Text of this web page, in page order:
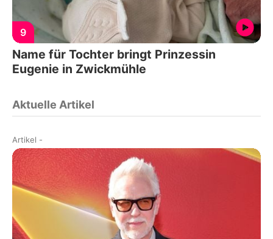
9
Name für Tochter bringt Prinzessin
Eugenie in Zwickmühle
Aktuelle Artikel
Artikel -